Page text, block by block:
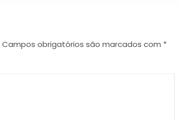
Campos obrigatórios são marcados com *